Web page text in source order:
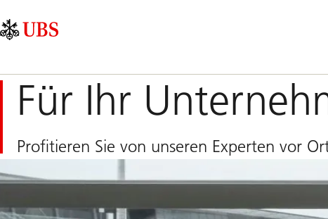
Area
Für Ihr
Profitieren Sie von unseren Experten vor